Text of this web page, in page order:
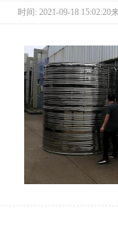
时间: 2021-09-18